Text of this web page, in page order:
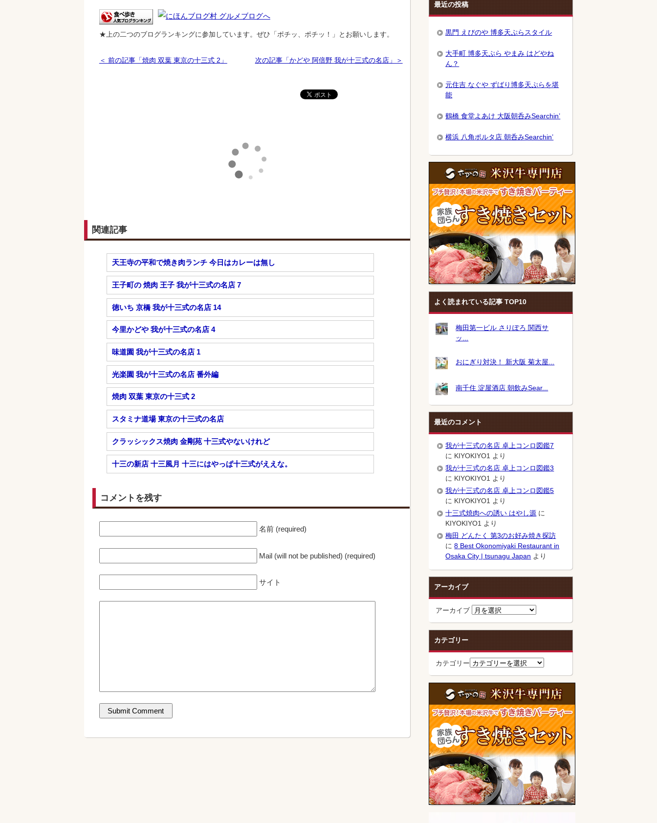
★上の二つのブログランキングに参加しています。ぜひ「ポチッ、ポチッ！」とお願いします。
＜ 前の記事「焼肉 双葉 東京の十三式 2」 次の記事「かどや 阿倍野 我が十三式の名店」＞
関連記事
天王寺の平和で焼き肉ランチ 今日はカレーは無し
王子町の 焼肉 王子 我が十三式の名店 7
徳いち 京橋 我が十三式の名店 14
今里かどや 我が十三式の名店 4
味道園 我が十三式の名店 1
光楽園 我が十三式の名店 番外編
焼肉 双葉 東京の十三式 2
スタミナ道場 東京の十三式の名店
クラッシックス焼肉 金剛苑 十三式やないけれど
十三の新店 十三風月 十三にはやっぱ十三式がええな。
コメントを残す
名前 (required)
Mail (will not be published) (required)
サイト
最近の投稿
黒門 えびのや 博多天ぷらスタイル
大手町 博多天ぷら やまみ はどやね
ん？
元住吉 なぐや ずばり博多天ぷらを堪
能
鶴橋 食堂よあけ 大阪朝呑みSearchin’
横浜 八角ポルタ店 朝呑みSearchin’
よく読まれている記事 TOP10
梅田第一ビル さりぽろ 関西サ
ッ...
おにぎり対決！ 新大阪 菊太屋...
南千住 淀屋酒店 朝飲みSear...
最近のコメント
我が十三式の名店 卓上コンロ図鑑7
に KIYOKIYO1 より
我が十三式の名店 卓上コンロ図鑑3
に KIYOKIYO1 より
我が十三式の名店 卓上コンロ図鑑5
に KIYOKIYO1 より
十三式焼肉への誘い はやし源 に
KIYOKIYO1 より
梅田 どんたく 第3のお好み焼き探訪
に8 Best Okonomiyaki Restaurant in
Osaka City | tsunagu Japan より
アーカイブ
アーカイブ
カテゴリー
カテゴリー